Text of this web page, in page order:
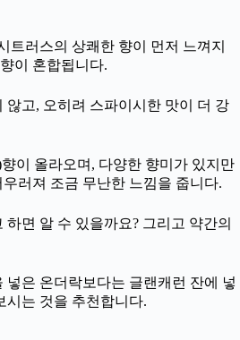
트러스의 상쾌한 향이 먼저 느껴지
이 혼합됩니다.
않고, 오히려 스파이시한 맛이 더 강
이 올라오며, 다양한 향미가 있지만
러져 조금 무난한 느낌을 줍니다.
면 알 수 있을까요? 그리고 약간의
넣은 온더락보다는 글랜캐런 잔에 넣
시는 것을 추천합니다.